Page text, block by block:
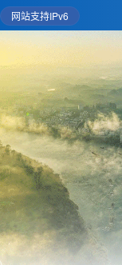
网站支持IPv6